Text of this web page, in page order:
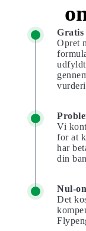
Gratis
Opret
Vi
for at
har
din
Nul-
Det